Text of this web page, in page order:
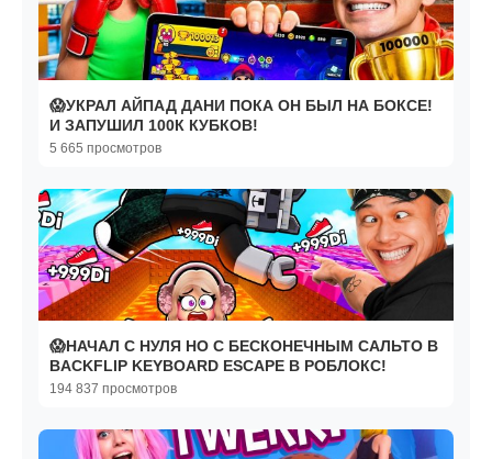
😱УКРАЛ АЙПАД ДАНИ ПОКА ОН БЫЛ НА БОКСЕ!
И ЗАПУШИЛ 100К КУБКОВ!
5 665 просмотров
😱НАЧАЛ С НУЛЯ НО С БЕСКОНЕЧНЫМ САЛЬТО В
BACKFLIP KEYBOARD ESCAPE В РОБЛОКС!
194 837 просмотров